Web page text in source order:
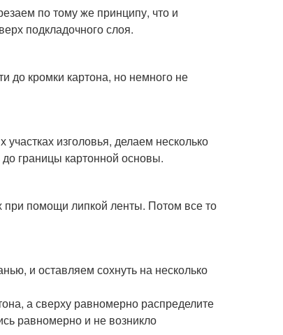
по тому же принципу, что и
подкладочного слоя.
до кромки картона, но немного не
изголовья, делаем несколько
границы картонной основы.
при помощи липкой ленты. Потом все то
и оставляем сохнуть на несколько
а сверху равномерно распределите
равномерно и не возникло